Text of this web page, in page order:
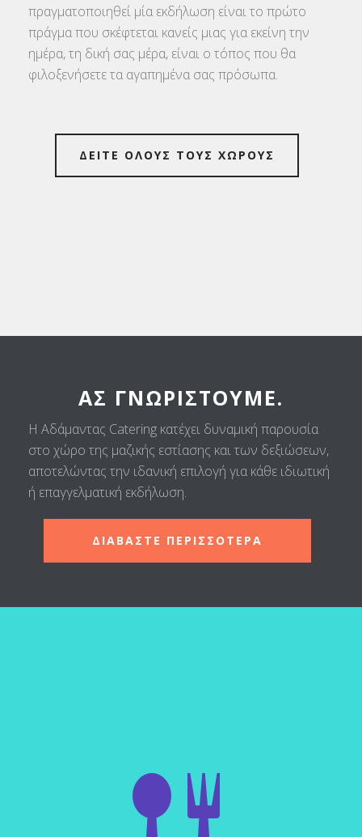
πραγματοποιηθεί μία εκδήλωση είναι το πρώτο
πράγμα που σκέφτεται κανείς μιας για εκείνη την
ημέρα, τη δική σας μέρα, είναι ο τόπος που θα
φιλοξενήσετε τα αγαπημένα σας πρόσωπα.
ΔΕΙΤΕ ΟΛΟΥΣ ΤΟΥΣ ΧΩΡΟΥΣ
ΑΣ ΓΝΩΡΙΣΤΟΎΜΕ.
Η Αδάμαντας Catering κατέχει δυναμική παρουσία
στο χώρο της μαζικής εστίασης και των δεξιώσεων,
αποτελώντας την ιδανική επιλογή για κάθε ιδιωτική
ή επαγγελματική εκδήλωση.
ΔΙΑΒΑΣΤΕ ΠΕΡΙΣΣΟΤΕΡΑ